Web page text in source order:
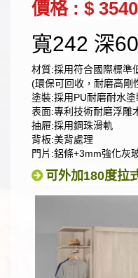
價格 : $
寬242 深
材質:採用符合國際標準
(環保可回收，耐磨高剛
塗裝:採用PU耐磨耐水塗
表面:專利技術耐磨浮雕
抽屜:採用鋼珠滑軌
背板:美背處理
門片:鋁條+3mm強化灰
可外加180度拉